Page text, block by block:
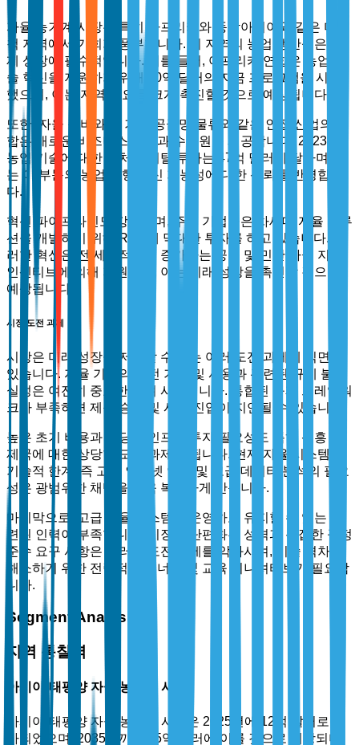
자율 농기계 시장은 특히 아프리카와 동남아시아와 같은 미개
척 지역에서 기회가 풍부합니다. 이 지역의 농업 생산성은 경
제 성장에 필수적입니다. 예를 들어, 아프리카 연합은 농업 기
술 혁신을 지원하기 위해 10억 달러의 자금 프로그램을 시작
했으며, 이는 지역 수요를 크게 촉진할 것으로 예상됩니다.
또한, 자율 장비와 AI 기반 공급망 물류와 같은 인접 산업의 융
합은 새로운 비즈니스 모델과 수익원을 제공합니다. 2023년
농업 기술에 대한 벤처 캐피탈 투자는 47억 달러에 달하며, 이
는 이 부문의 농업 관행 혁신 가능성에 대한 신뢰를 반영합니
다.
혁신 파이프라인도 강력하며, 주요 기업들은 차세대 자율 솔루
션을 개발하기 위해 R&D에 막대한 투자를 하고 있습니다. 이
러한 혁신은 전 세계적으로 증가하는 공공 및 민간 자금 지원
인센티브에 의해 지원되며, 이는 미래 성장을 촉진할 것으로
예상됩니다.
시장 도전 과제
시장은 미래 성장을 저해할 수 있는 여러 도전 과제에 직면해
있습니다. 자율 기계의 안전 기준 및 사용과 관련된 규제 불확
실성은 여전히 중요한 우려 사항입니다. 통합된 규제 프레임워
크가 부족하면 제품 승인 및 시장 진입이 지연될 수 있습니다.
높은 초기 비용과 상당한 인프라 투자 필요성도 특히 신흥 경
제국에 대한 상당한 도전 과제가 됩니다. 현재 자율 시스템의
기술적 한계, 즉 고속 인터넷 연결 및 고급 데이터 분석의 필요
성은 광범위한 채택을 더욱 복잡하게 만듭니다.
마지막으로, 고급 자율 시스템을 운영하고 유지할 수 있는 숙
련된 인력이 부족합니다. 시장의 단편화된 성격과 복잡한 규정
준수 요구 사항은 이러한 도전 과제를 악화시켜, 기술 격차를
해소하기 위한 전략적 파트너십 및 교육 이니셔티브가 필요합
니다.
Segment Analysis
지역 통찰력
아시아-태평양 자율 농기계 시장
아시아-태평양 자율 농기계 시장은 2025년에 12억 달러로 평
가되었으며, 2035년까지 35억 달러에 이를 것으로 예상되며,